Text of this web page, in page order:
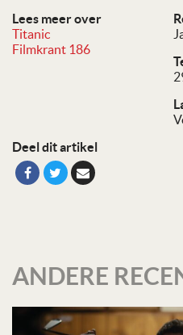
Lees meer over
Titanic
Filmkrant 186
Deel dit artikel
ANDERE